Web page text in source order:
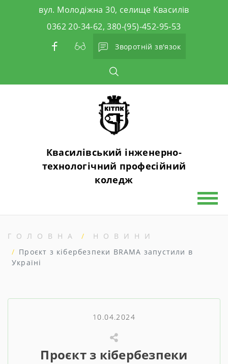
вул. Молодіжна 30, селище Квасилів
0362 20-34-62, 380-(95)-452-95-53
Зворотній зв'язок
Квасилівський інженерно-
технологічний професійний
коледж
ГОЛОВНА
НОВИНИ
Проєкт з кібербезпеки BRAMA запустили в
Україні
10.04.2024
Проєкт з кібербезпеки